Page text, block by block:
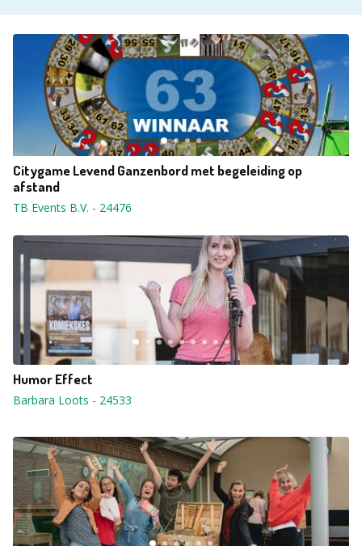
Citygame Levend Ganzenbord met begeleiding op
afstand
TB Events B.V. - 24476
Humor Effect
Barbara Loots - 24533